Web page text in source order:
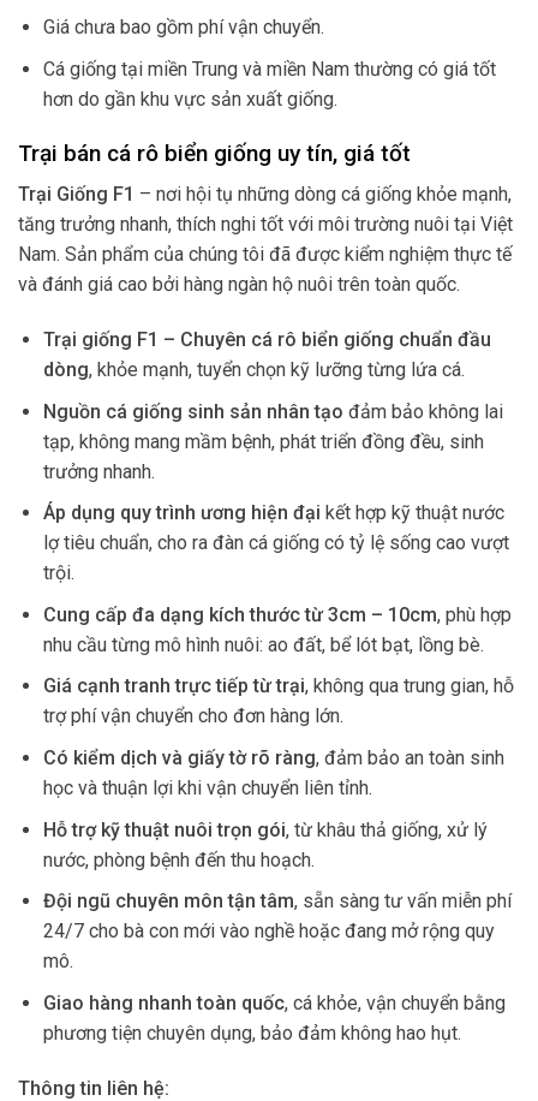
Giá chưa bao gồm phí vận chuyển.
Cá giống tại miền Trung và miền Nam thường có giá tốt
hơn do gần khu vực sản xuất giống.
Trại bán cá rô biển giống uy tín, giá tốt
Trại Giống F1 – nơi hội tụ những dòng cá giống khỏe mạnh,
tăng trưởng nhanh, thích nghi tốt với môi trường nuôi tại Việt
Nam. Sản phẩm của chúng tôi đã được kiểm nghiệm thực tế
và đánh giá cao bởi hàng ngàn hộ nuôi trên toàn quốc.
Trại giống F1 – Chuyên cá rô biển giống chuẩn đầu
dòng, khỏe mạnh, tuyển chọn kỹ lưỡng từng lứa cá.
Nguồn cá giống sinh sản nhân tạo đảm bảo không lai
tạp, không mang mầm bệnh, phát triển đồng đều, sinh
trưởng nhanh.
Áp dụng quy trình ương hiện đại kết hợp kỹ thuật nước
lợ tiêu chuẩn, cho ra đàn cá giống có tỷ lệ sống cao vượt
trội.
Cung cấp đa dạng kích thước từ 3cm – 10cm, phù hợp
nhu cầu từng mô hình nuôi: ao đất, bể lót bạt, lồng bè.
Giá cạnh tranh trực tiếp từ trại, không qua trung gian, hỗ
trợ phí vận chuyển cho đơn hàng lớn.
Có kiểm dịch và giấy tờ rõ ràng, đảm bảo an toàn sinh
học và thuận lợi khi vận chuyển liên tỉnh.
Hỗ trợ kỹ thuật nuôi trọn gói, từ khâu thả giống, xử lý
nước, phòng bệnh đến thu hoạch.
Đội ngũ chuyên môn tận tâm, sẵn sàng tư vấn miễn phí
24/7 cho bà con mới vào nghề hoặc đang mở rộng quy
mô.
Giao hàng nhanh toàn quốc, cá khỏe, vận chuyển bằng
phương tiện chuyên dụng, bảo đảm không hao hụt.
Thông tin liên hệ: